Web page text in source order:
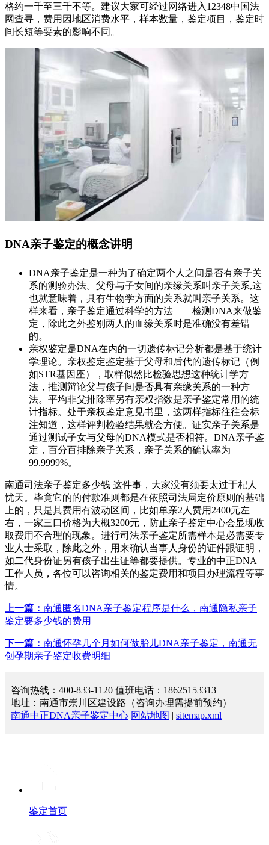
格约一千至三千不等。建议大家可经过网络进入12348中国法
网查寻，费用因地区消费水平，样本数量，鉴定项目，鉴定时
间长短等要素的影响不同。
DNA亲子鉴定的概念讲明
DNA亲子鉴定是一种为了确定两个人之间是否有亲子关
系的测验办法。父母与子女间的亲缘关系叫亲子关系,这
也就意味着，具有生物学方面的关系就叫亲子关系。这
样来看，亲子鉴定通过科学的方法——检测DNA来做鉴
定，除此之外鉴别两人的血缘关系时是准确没有差错
的。
亲权鉴定是DNA在内的一切遗传标记分析都是基于统计
学理论。亲权鉴定鉴定基于父母和后代的遗传标记（例
如STR基因座），取样似然比检验思想这种统计学方
法，推测辩论父与孩子间是否具有亲缘关系的一种方
法。平均非父排除率另有亲权指数是亲子鉴定常用的统
计指标。处于亲权鉴定意见书里，这两样指标往往会标
注知道，这样评判检验结果就会方便。证实亲子关系是
通过测试子女与父母的DNA模式是否相符。DNA亲子鉴
定，百分百排除亲子关系，亲子关系的确认率为
99.9999%。
南通司法亲子鉴定多少钱 这件事，大家没有须要太过于杞人
忧天。毕竟它的的付款准则都是在依照司法局定价原则的基础
上的，只是其费用有波动区间，比如单亲2人费用2400元左
右，一家三口价格为大概3200元，防止亲子鉴定中心会显现收
取费用不合理的现象。进行司法亲子鉴定所需样本是必需要专
业人士采取，除此之外，用来确认当事人身份的证件跟证明，
如二代身份证另有孩子出生证等都要提供。专业的中正DNA
工作人员，各位可以咨询相关的鉴定费用和项目办理流程等事
情。
上一篇： 南通匿名DNA亲子鉴定程序是什么，南通隐私亲子
鉴定要多少钱的费用
下一篇： 南通怀孕几个月如何做胎儿DNA亲子鉴定，南通无
创孕期亲子鉴定收费明细
咨询热线：400-833-1120 值班电话：18625153313
地址：南通市崇川区建设路（咨询办理需提前预约）
南通中正DNA亲子鉴定中心 网站地图 | sitemap.xml
鉴定首页